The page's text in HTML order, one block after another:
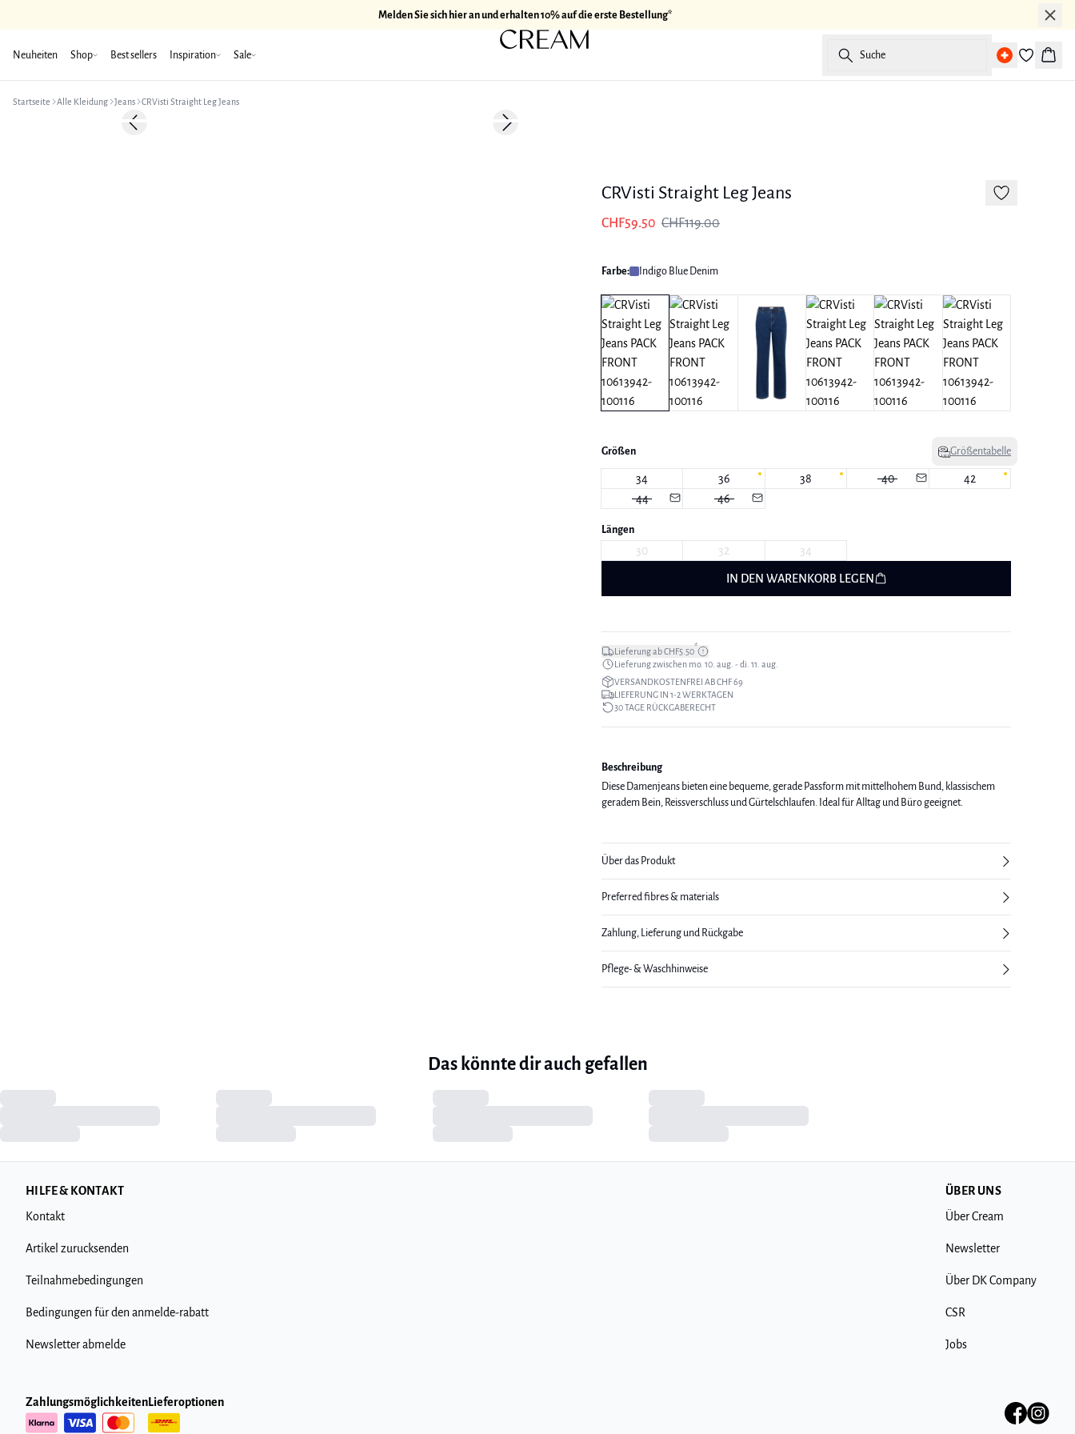
Melden Sie sich hier an und erhalten 10% auf die erste Bestellung*
Neuheiten Shop Best sellers Inspiration Sale Suche
Startseite Alle Kleidung Jeans CRVisti Straight Leg Jeans
-50%Previous slide Next slide
CRVisti Straight Leg Jeans
CHF59.50 CHF119.00
Farbe: Indigo Blue Denim
Größen Größentabelle
34 36 38 40
42
44
46
Längen
30 32 34
IN DEN WARENKORB LEGEN
Lieferung ab CHF5.50*
Lieferung zwischen mo. 10. aug. - di. 11. aug.
VERSANDKOSTENFREI AB CHF 69
LIEFERUNG IN 1-2 WERKTAGEN
30 TAGE RÜCKGABERECHT
Beschreibung
Diese Damenjeans bieten eine bequeme, gerade Passform mit mittelhohem Bund, klassischem
geradem Bein, Reissverschluss und Gürtelschlaufen. Ideal für Alltag und Büro geeignet.
Über das Produkt
Preferred fibres & materials
Zahlung, Lieferung und Rückgabe
Pflege- & Waschhinweise
Das könnte dir auch gefallen
HILFE & KONTAKT
Kontakt
Artikel zurucksenden
Teilnahmebedingungen
Bedingungen für den anmelde-rabatt
Newsletter abmelde
ÜBER UNS
Über Cream
Newsletter
Über DK Company
CSR
Jobs
ZahlungsmöglichkeitenLieferoptionen